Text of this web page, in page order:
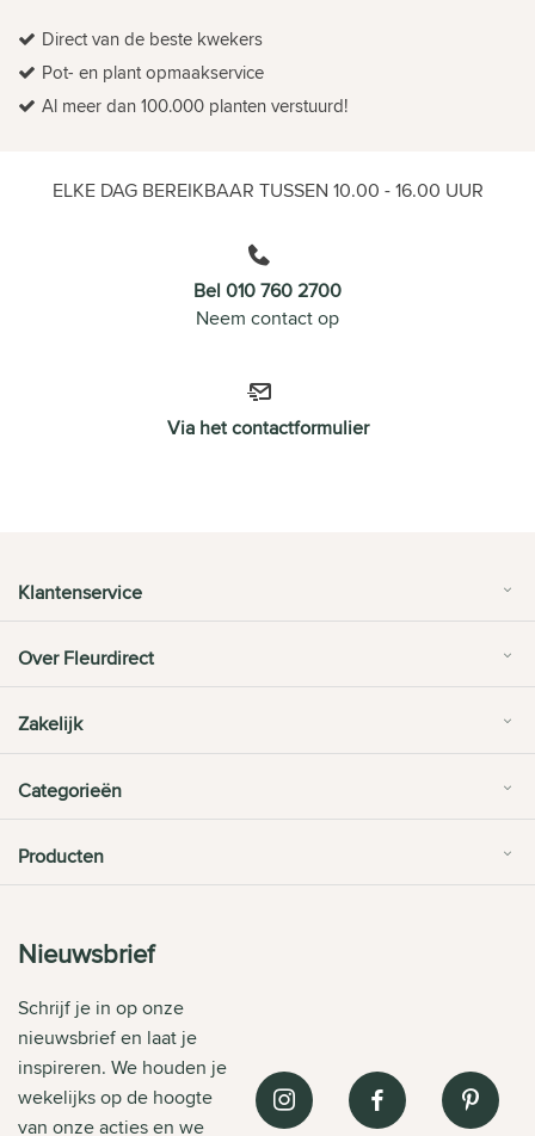
Direct van de beste kwekers
Pot- en plant opmaakservice
Al meer dan 100.000 planten verstuurd!
ELKE DAG BEREIKBAAR TUSSEN 10.00 - 16.00 UUR
Bel 010 760 2700
Neem contact op
Via het contactformulier
Klantenservice
Over Fleurdirect
Zakelijk
Categorieën
Producten
Nieuwsbrief
Schrijf je in op onze
nieuwsbrief en laat je
inspireren. We houden je
wekelijks op de hoogte
van onze acties en we